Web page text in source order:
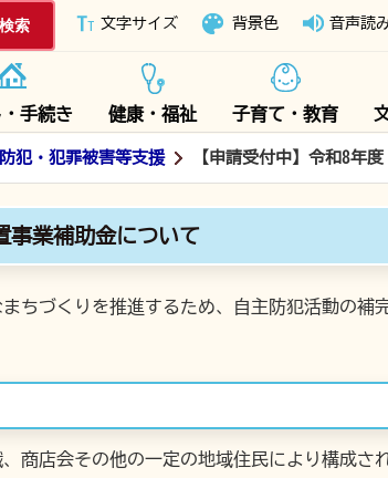
下妻市ホームページ
文字サイズ 背景色 音声読
手続き 健康・福祉 子育て・教育
防犯・犯罪被害等支援 【申請受付中】令和8年
事業補助金について
ちづくりを推進するため、自主防犯活動の補
商店会その他の一定の地域住民により構成さ